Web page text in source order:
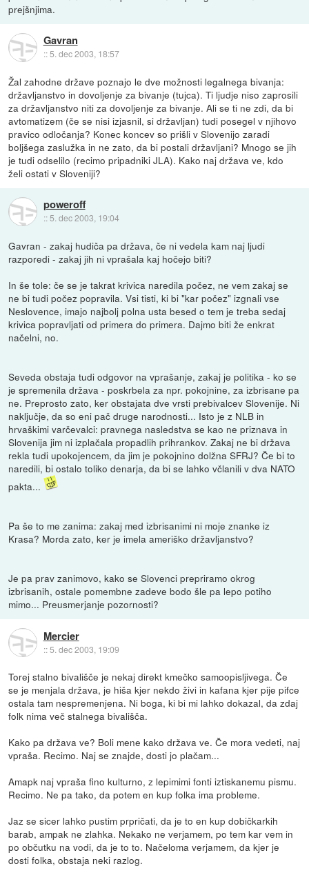
prejšnjima.
Gavran
::5. dec 2003, 18:57
Žal zahodne države poznajo le dve možnosti legalnega bivanja:
državljanstvo in dovoljenje za bivanje (tujca). Ti ljudje niso zaprosili
za državljanstvo niti za dovoljenje za bivanje. Ali se ti ne zdi, da bi
avtomatizem (če se nisi izjasnil, si državljan) tudi posegel v njihovo
pravico odločanja? Konec koncev so prišli v Slovenijo zaradi
boljšega zaslužka in ne zato, da bi postali državljani? Mnogo se jih
je tudi odselilo (recimo pripadniki JLA). Kako naj država ve, kdo
želi ostati v Sloveniji?
poweroff
:: 5. dec 2003, 19:04
Gavran - zakaj hudiča pa država, če ni vedela kam naj ljudi
razporedi - zakaj jih ni vprašala kaj hočejo biti?
In še tole: če se je takrat krivica naredila počez, ne vem zakaj se
ne bi tudi počez popravila. Vsi tisti, ki bi "kar počez" izgnali vse
Neslovence, imajo najbolj polna usta besed o tem je treba sedaj
krivica popravljati od primera do primera. Dajmo biti že enkrat
načelni, no.
Seveda obstaja tudi odgovor na vprašanje, zakaj je politika - ko se
je spremenila država - poskrbela za npr. pokojnine, za izbrisane pa
ne. Preprosto zato, ker obstajata dve vrsti prebivalcev Slovenije. Ni
naključje, da so eni pač druge narodnosti... Isto je z NLB in
hrvaškimi varčevalci: pravnega nasledstva se kao ne priznava in
Slovenija jim ni izplačala propadlih prihrankov. Zakaj ne bi država
rekla tudi upokojencem, da jim je pokojnino dolžna SFRJ? Če bi to
naredili, bi ostalo toliko denarja, da bi se lahko včlanili v dva NATO
pakta...
Pa še to me zanima: zakaj med izbrisanimi ni moje znanke iz
Krasa? Morda zato, ker je imela ameriško državljanstvo?
Je pa prav zanimovo, kako se Slovenci prepriramo okrog
izbrisanih, ostale pomembne zadeve bodo šle pa lepo potiho
mimo... Preusmerjanje pozornosti?
Mercier
::5. dec 2003, 19:09
Torej stalno bivališče je nekaj direkt kmečko samoopisljivega. Če
se je menjala država, je hiša kjer nekdo živi in kafana kjer pije pifce
ostala tam nespremenjena. Ni boga, ki bi mi lahko dokazal, da zdaj
folk nima več stalnega bivališča.
Kako pa država ve? Boli mene kako država ve. Če mora vedeti, naj
vpraša. Recimo. Naj se znajde, dosti jo plačam...
Amapk naj vpraša fino kulturno, z lepimimi fonti iztiskanemu pismu.
Recimo. Ne pa tako, da potem en kup folka ima probleme.
Jaz se sicer lahko pustim prpričati, da je to en kup dobičkarkih
barab, ampak ne zlahka. Nekako ne verjamem, po tem kar vem in
po občutku na vodi, da je to to. Načeloma verjamem, da kjer je
dosti folka, obstaja neki razlog.